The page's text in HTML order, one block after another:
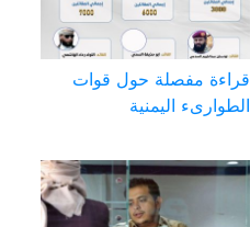
قراءة مفصلة حول قوات
الطوارىء اليمنية